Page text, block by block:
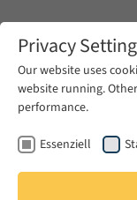
Zum Hauptinhalt
Privacy
Our website uses
website running.
performance.
Essenziell